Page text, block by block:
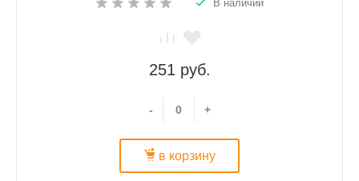
В наличии
251 руб.
- +
в корзину